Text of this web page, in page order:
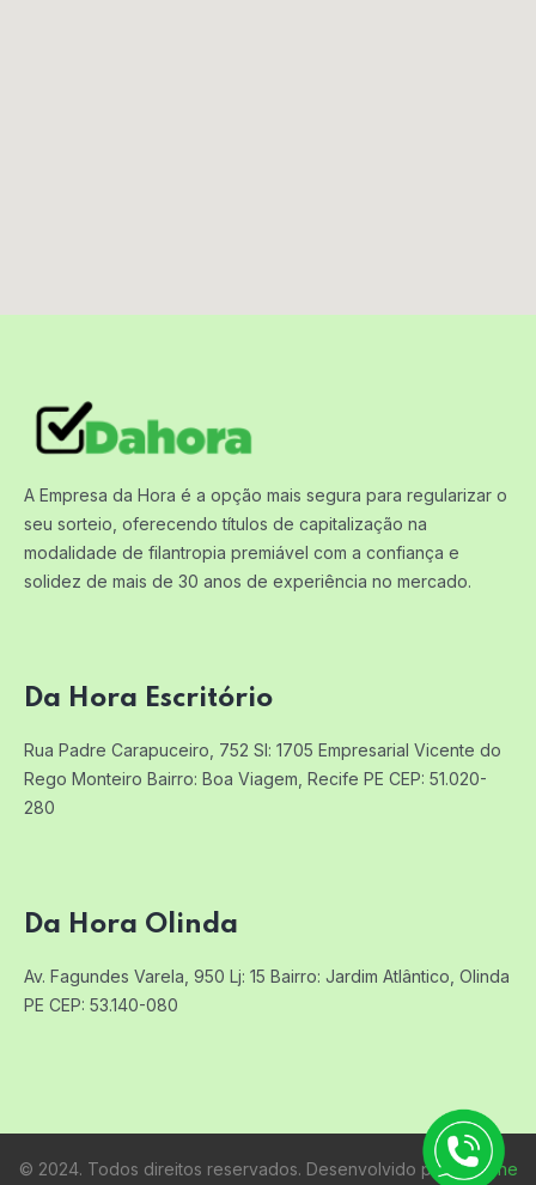
A Empresa da Hora é a opção mais segura para regularizar o
seu sorteio, oferecendo títulos de capitalização na
modalidade de filantropia premiável com a confiança e
solidez de mais de 30 anos de experiência no mercado.
Da Hora Escritório
Rua Padre Carapuceiro, 752 Sl: 1705 Empresarial Vicente do
Rego Monteiro Bairro: Boa Viagem, Recife PE CEP: 51.020-
280
Da Hora Olinda
Av. Fagundes Varela, 950 Lj: 15 Bairro: Jardim Atlântico, Olinda
PE CEP: 53.140-080
© 2024. Todos direitos reservados. Desenvolvido por:Raifone